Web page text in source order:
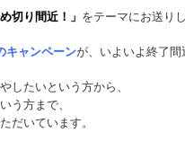
切り間近！」 をテーマにお送り
キャンペーンが、いよいよ終了
したいという方から、
う方まで、
だいています。